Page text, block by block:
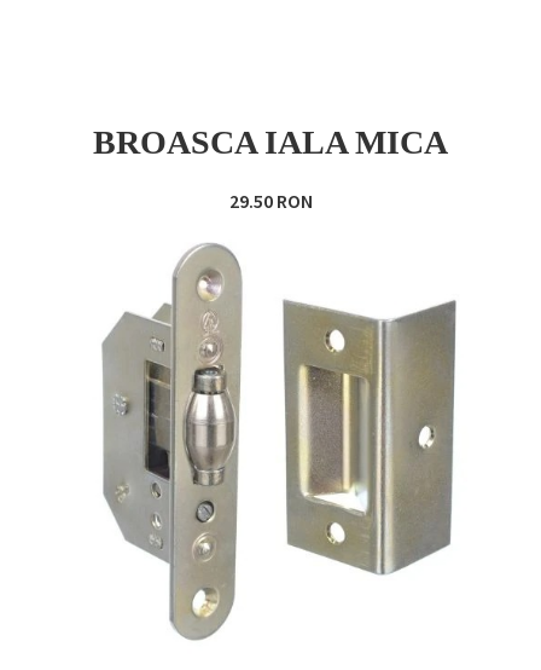
BROASCA IALA MICA
29.50 RON